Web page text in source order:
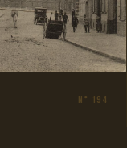
N° 194